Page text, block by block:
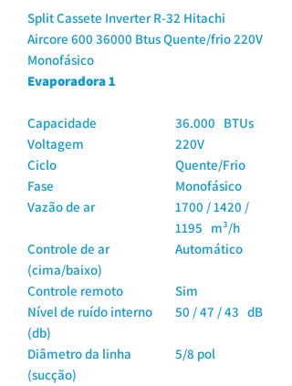
Split Cassete Inverter R-32 Hitachi
Aircore 600 36000 Btus Quente/frio 220V
Monofásico
Evaporadora 1
Capacidade
36.000 BTUs
Voltagem
220V
Ciclo
Quente/Frio
Fase
Monofásico
Vazão de ar
1700 / 1420 /
1195 m³/h
Controle de ar
(cima/baixo)
Automático
Controle remoto
Sim
Nível de ruído interno
(db)
50 / 47 / 43 dB
Diâmetro da linha
(sucção)
5/8 pol